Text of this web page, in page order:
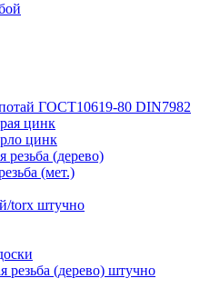
ГОСТ10619-80 DIN7982
цинк
цинк
(дерево)
(мет.)
torx штучно
резьба (дерево) штучно